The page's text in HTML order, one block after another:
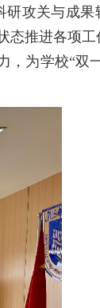
攻关与成果
态推进各项
，为学校“双